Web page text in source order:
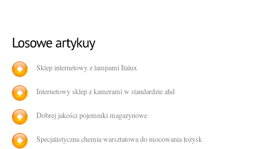
Sklep internetowy z lampami Italux
Internetowy sklep z kamerami w standardzie ahd
Dobrej jakości pojemniki magazynowe
Specjalistyczna chemia warsztatowa do mocowania łożysk